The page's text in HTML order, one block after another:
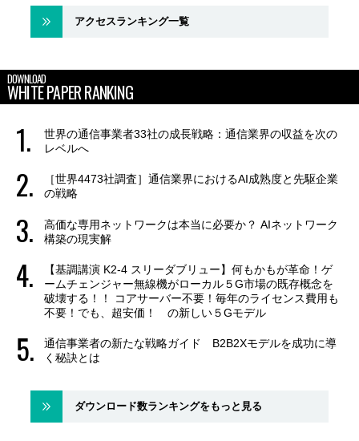
アクセスランキング一覧
DOWNLOAD
WHITE PAPER RANKING
世界の通信事業者33社の成長戦略：通信業界の収益を次の
レベルへ
［世界4473社調査］通信業界におけるAI成熟度と先駆企業
の戦略
高価な専用ネットワークは本当に必要か？ AIネットワーク
構築の現実解
【基調講演 K2-4 スリーダブリュー】何もかもが革命！ゲ
ームチェンジャー無線機がローカル５G市場の既存概念を
破壊する！！ コアサーバー不要！毎年のライセンス費用も
不要！でも、超安価！ の新しい５Gモデル
通信事業者の新たな戦略ガイド B2B2Xモデルを成功に導
く秘訣とは
ダウンロード数ランキングをもっと見る